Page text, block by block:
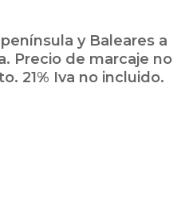
y Baleares a
Precio de marcaje no
21% Iva no incluido.